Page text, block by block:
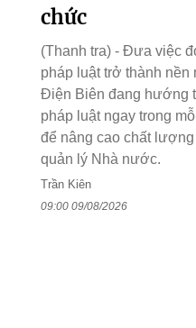
chức
(Thanh tra) - Đưa việc
pháp luật trở thành nền
Điện Biên đang hướng
pháp luật ngay trong
để nâng cao chất
quản lý Nhà nước.
Trần Kiên
09:00 09/08/2026